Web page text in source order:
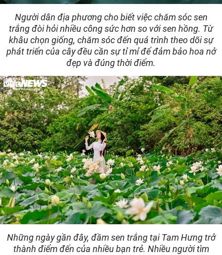
Người dân địa phương cho biết việc chăm sóc sen
trắng đòi hỏi nhiều công sức hơn so với sen hồng. Từ
khâu chọn giống, chăm sóc đến quá trình theo dõi sự
phát triển của cây đều cần sự tỉ mỉ để đảm bảo hoa nở
đẹp và đúng thời điểm.
Những ngày gần đây, đầm sen trắng tại Tam Hưng trở
thành điểm đến của nhiều bạn trẻ. Nhiều người tìm